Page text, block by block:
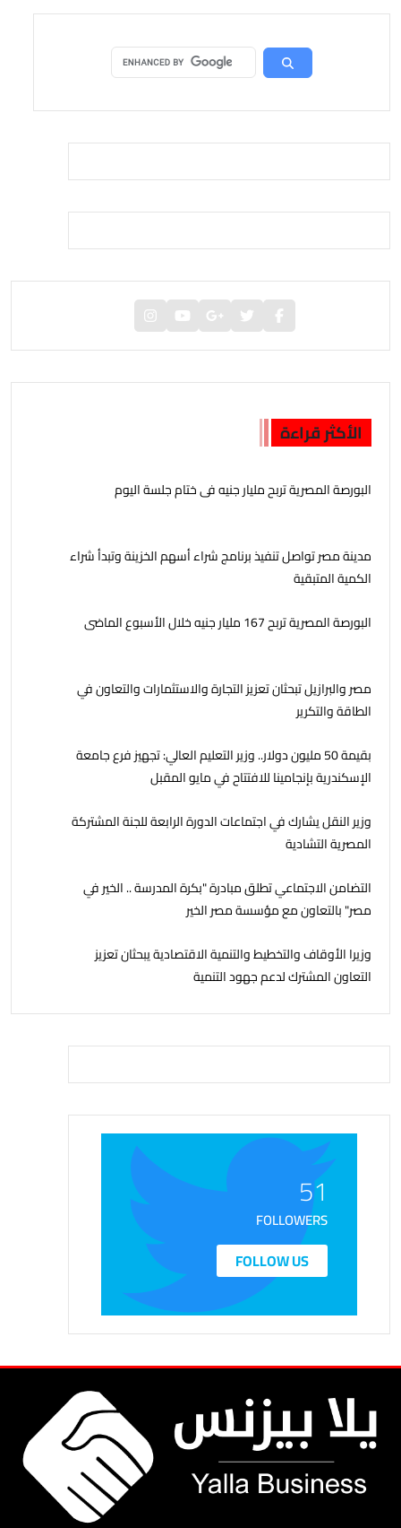
الأكثر قراءة
البورصة المصرية تربح مليار جنيه فى ختام جلسة اليوم
مدينة مصر تواصل تنفيذ برنامج شراء أسهم الخزينة وتبدأ شراء
الكمية المتبقية
البورصة المصرية تربح 167 مليار جنيه خلال الأسبوع الماضى
مصر والبرازيل تبحثان تعزيز التجارة والاستثمارات والتعاون في
الطاقة والتكرير
بقيمة 50 مليون دولار.. وزير التعليم العالي: تجهيز فرع جامعة
الإسكندرية بإنجامينا للافتتاح في مايو المقبل
وزير النقل يشارك في اجتماعات الدورة الرابعة للجنة المشتركة
المصرية التشادية
التضامن الاجتماعي تطلق مبادرة "بكرة المدرسة .. الخير في
مصر" بالتعاون مع مؤسسة مصر الخير
وزيرا الأوقاف والتخطيط والتنمية الاقتصادية يبحثان تعزيز
التعاون المشترك لدعم جهود التنمية
51
FOLLOWERS
FOLLOW US